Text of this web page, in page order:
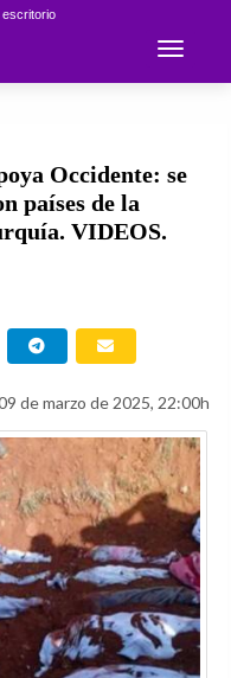
escritorio
Toggle
Occidente: se
países de la
VIDEOS.
de marzo de 2025, 22:00h